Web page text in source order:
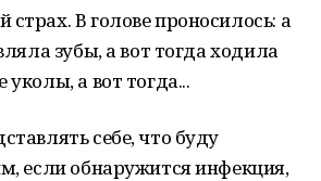
В голове проносилось: а
зубы, а вот тогда ходила
а вот тогда...
себе, что буду
если обнаружится инфекция,